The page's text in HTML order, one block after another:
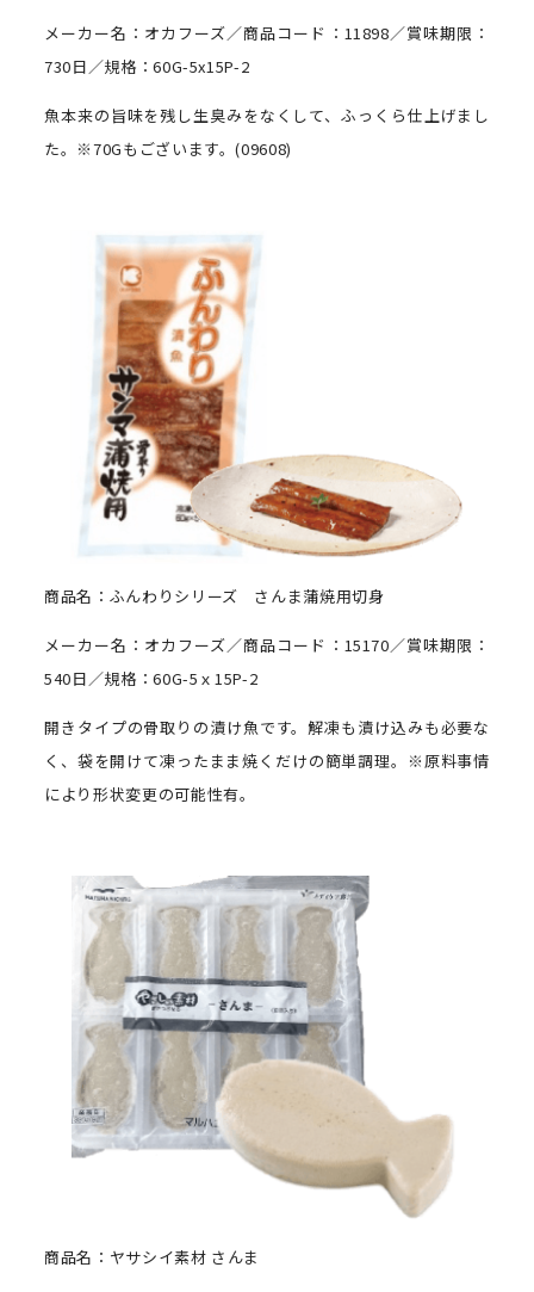
メーカー名：オカフーズ／商品コード：11898／賞味期限：
730日／規格：60G-5x15P-2
魚本来の旨味を残し生臭みをなくして、ふっくら仕上げまし
た。※70Gもございます。(09608)
商品名：ふんわりシリーズ さんま蒲焼用切身
メーカー名：オカフーズ／商品コード：15170／賞味期限：
540日／規格：60G-5ｘ15P-2
開きタイプの骨取りの漬け魚です。解凍も漬け込みも必要な
く、袋を開けて凍ったまま焼くだけの簡単調理。※原料事情
により形状変更の可能性有。
商品名：ヤサシイ素材 さんま